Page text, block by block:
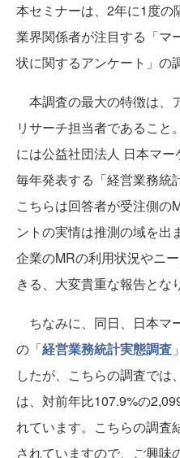
本セミナーは、2年に1度の
業界関係者が注目する「マ
状に関するアンケート」の
本調査の最大の特徴は、
リサーチ担当者であること
には公益社団法人 日本マ
毎年発表する「経営業務統
こちらは回答者が受注側の
ントの実情は推測の域を出
企業のMRの利用状況やニ
きる、大変貴重な報告とな
ちなみに、同日、日本マ
の「経営業務統計実態調査
したが、こちらの調査では
は、対前年比107.9%の
れています。こちらの調査
されていますので、ご興味